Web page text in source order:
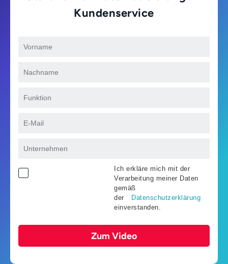
Kundenservice
Ich erkläre mich mit der
Verarbeitung meiner Daten
gemäß
der
Datenschutzerklärung
einverstanden.
Zum Video